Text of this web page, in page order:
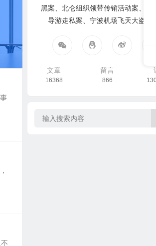
黑案、北仑组织领带传销活动案、宁
导游走私案、宁波机场飞天大盗案
文章
16368
留言
866